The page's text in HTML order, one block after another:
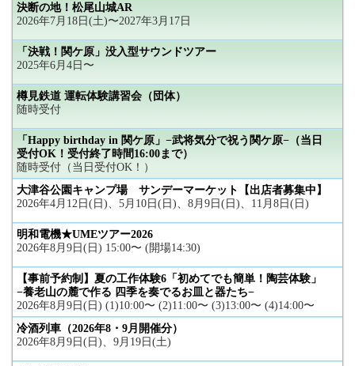
決断の地！松尾山城AR
2026年7月18日(土)〜2027年3月17日
「決戦！関ケ原」没入型サウンドツアー
2025年6月4日〜
樽見鉄道 運転体験講習会（団体）
随時受付
「Happy birthday in 関ケ原」−武将気分で祝う関ケ原−（当日
受付OK！受付終了時間16:00まで）
随時受付（当日受付OK！）
大津谷公園キャンプ場 サンデーマーケット【出店者募集中】
2026年4月12日(日)、5月10日(日)、8月9日(日)、11月8日(日)
明和電機★UMEツアー2026
2026年8月9日(日) 15:00〜 (開場14:30)
【事前予約制】夏の工作体験6「初めてでも簡単！陶芸体験」
−養老山の麓で作る 四季を奏でるお皿と器たち−
2026年8月9日(日) (1)10:00〜 (2)11:00〜 (3)13:00〜 (4)14:00〜
冷酒列車（2026年8・9月開催分）
2026年8月9日(日)、9月19日(土)